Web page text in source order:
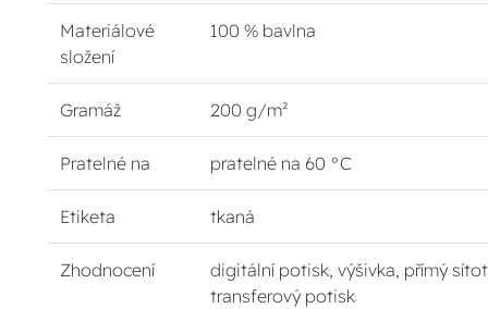
Materiálové
složení
100 % bavlna
Gramáž 200 g/m²
Pratelné na pratelné na 60 °C
Etiketa tkaná
Zhodnocení
digitální potisk, výšivka, přímý
transferový potisk